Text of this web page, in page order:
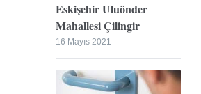
Eskişehir Uluönder
Mahallesi Çilingir
16 Mayıs 2021